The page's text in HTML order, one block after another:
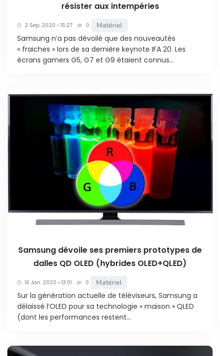
résister aux intempéries
2 Sep. 2020 • 15:27 0 Matériel
Samsung n’a pas dévoilé que des nouveautés
« fraiches » lors de sa dernière keynote IFA 20. Les
écrans gamers G5, G7 et G9 étaient connus...
Samsung dévoile ses premiers prototypes de
dalles QD OLED (hybrides OLED+QLED)
16 Jan. 2020 • 13:01 0 Matériel
Sur la génération actuelle de téléviseurs, Samsung a
délaissé l’OLED pour sa technologie « maison » QLED
(dont les performances restent...